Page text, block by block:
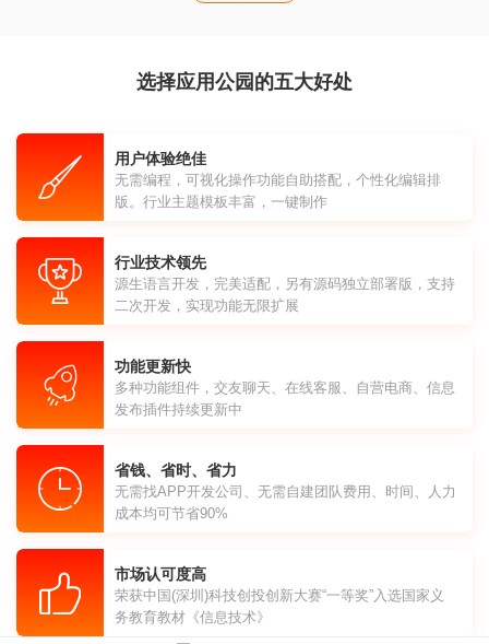
选择应用公园的五大好处
用户体验绝佳
无需编程，可视化操作功能自助搭配，个性化编辑排
版。行业主题模板丰富，一键制作
行业技术领先
源生语言开发，完美适配，另有源码独立部署版，支持
二次开发，实现功能无限扩展
功能更新快
多种功能组件，交友聊天、在线客服、自营电商、信息
发布插件持续更新中
省钱、省时、省力
无需找APP开发公司、无需自建团队费用、时间、人力
成本均可节省90%
市场认可度高
荣获中国(深圳)科技创投创新大赛“一等奖”入选国家义
务教育教材《信息技术》